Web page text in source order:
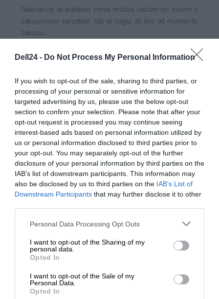
Dell24 - Do Not Process My Personal Information
If you wish to opt-out of the sale, sharing to third parties, or
processing of your personal or sensitive information for
targeted advertising by us, please use the below opt-out
section to confirm your selection. Please note that after your
opt-out request is processed you may continue seeing
interest-based ads based on personal information utilized by
us or personal information disclosed to third parties prior to
your opt-out. You may separately opt-out of the further
disclosure of your personal information by third parties on the
IAB’s list of downstream participants. This information may
also be disclosed by us to third parties on the IAB’s List of
Downstream Participants that may further disclose it to other
Personal Data Processing Opt Outs
I want to opt-out of the Sharing of my
personal data.
Opted In
I want to opt-out of the Sale of my
Personal Data.
Opted In
Gwarancję w podanej cenie można rozszerzyć razem z
zakupionym sprzętem lub w ciągu 30 dni od momentu
zakupu.
W przypadku chęci rozszerzenia gwarancji po upływie
indywidualnie. Wówczas prosimy o przesłanie numeru
Service Tag urządzenia.
Deklarowana waga jest wagą minimalną i może różnić się w
zależności od konfiguracji oraz zmian występujących w
procesie produkcyjnym.
INFORMACJE HANDLOWE
Kod producenta PT350_3OS3MC
Dane
Dell Technologies
https://dell.com